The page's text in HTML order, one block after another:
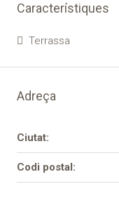
Característiques
Terrassa
Adreça
Ciutat:
Codi postal: